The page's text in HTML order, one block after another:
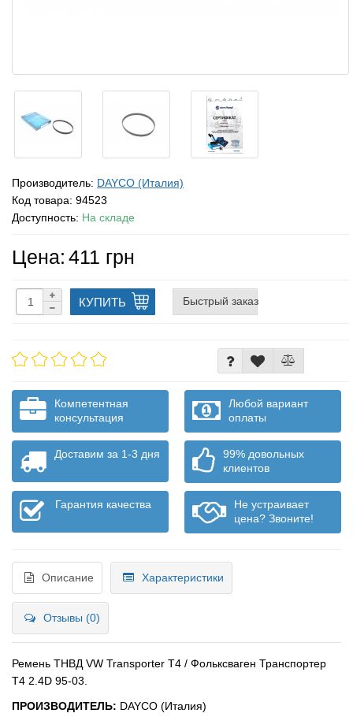
Производитель: DAYCO (Италия)
Код товара: 94523
Доступность: На складе
Цена: 411 грн
КУПИТЬ Быстрый заказ
Компетентная
консультация
Любой вариант
оплаты
Доставим за 1-3 дня
99% довольных
клиентов
Гарантия качества
Не устраивает
цена? Звоните!
Описание Характеристики
Отзывы (0)
Ремень ТНВД VW Transporter T4 / Фольксваген Транспортер
Т4 2.4D 95-03.
ПРОИЗВОДИТЕЛЬ: DAYCO (Италия)